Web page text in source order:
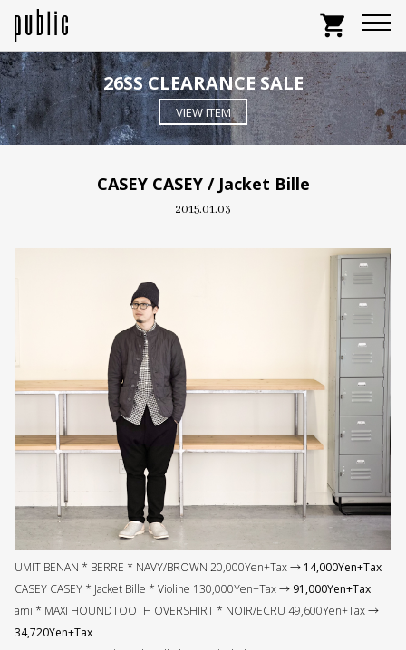
shopping_cart
26SS CLEARANCE SALE
VIEW ITEM
CASEY CASEY / Jacket Bille
2015.01.03
UMIT BENAN * BERRE * NAVY/BROWN 20,000Yen+Tax → 14,000Yen+Tax
CASEY CASEY * Jacket Bille * Violine 130,000Yen+Tax → 91,000Yen+Tax
ami * MAXI HOUNDTOOTH OVERSHIRT * NOIR/ECRU 49,600Yen+Tax →
34,720Yen+Tax